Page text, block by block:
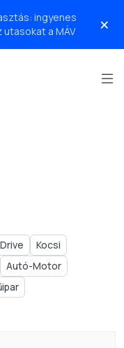
ingyenes
a MÁV
×
Drive
Kocsi
Autó-Motor